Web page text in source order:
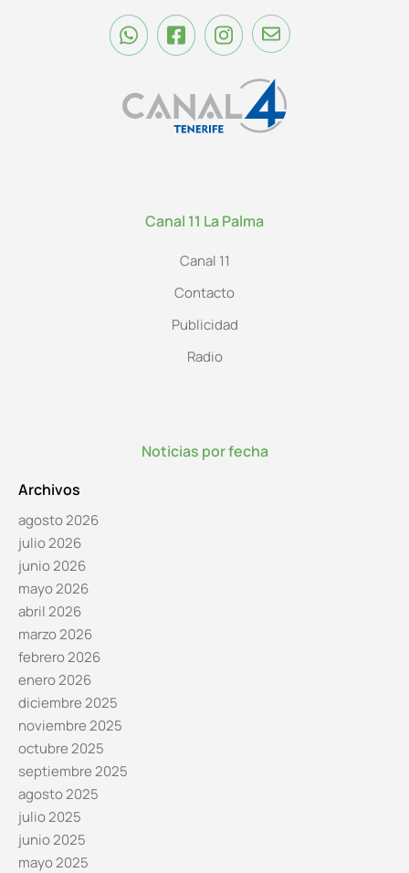
Canal 11 La Palma
Canal 11
Contacto
Publicidad
Radio
Noticias por fecha
Archivos
agosto 2026
julio 2026
junio 2026
mayo 2026
abril 2026
marzo 2026
febrero 2026
enero 2026
diciembre 2025
noviembre 2025
octubre 2025
septiembre 2025
agosto 2025
julio 2025
junio 2025
mayo 2025